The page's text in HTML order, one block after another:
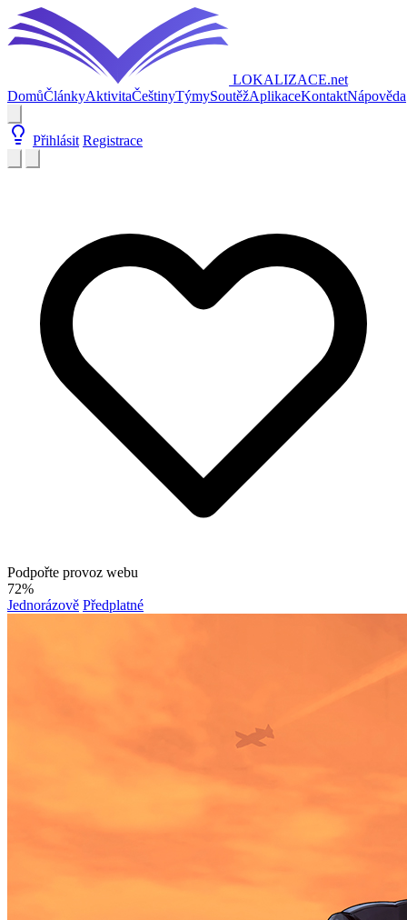
LOKALIZACE.net
DomůČlánkyAktivitaČeštinyTýmySoutěžAplikaceKontaktNápověda
Přihlásit Registrace
Podpořte provoz webu
72%
Jednorázově Předplatné